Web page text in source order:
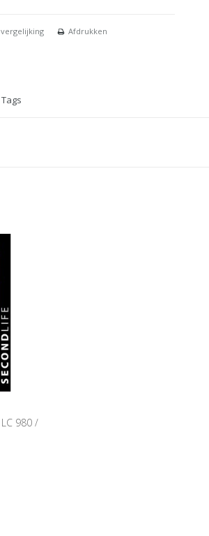
Afdrukken
Tags
980 /